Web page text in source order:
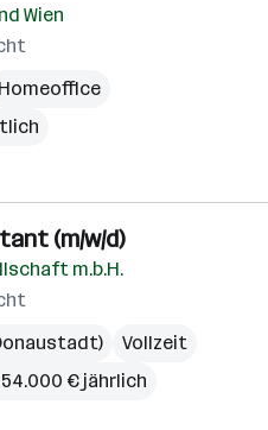
Wien
Homeoffice
(m/w/d)
m.b.H.
Vollzeit
54.000 € jährlich